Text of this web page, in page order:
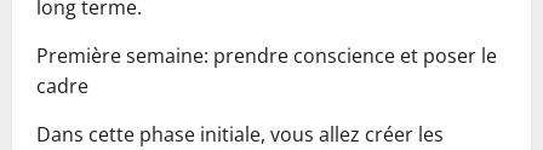
long terme.
Première semaine: prendre conscience et poser le
cadre
Dans cette phase initiale, vous allez créer les